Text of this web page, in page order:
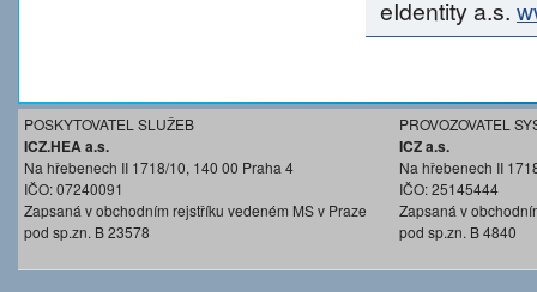
eIdentity a.s.
POSKYTOVATEL SLUŽEB
ICZ.HEA a.s.
Na hřebenech II 1718/10, 140 00 Praha 4
IČO: 07240091
Zapsaná v obchodním rejstříku vedeném MS v Praze
pod sp.zn. B 23578
PROVOZOVATEL
ICZ a.s.
Na hřebenech II
IČO: 25145444
Zapsaná v
pod sp.zn. B 4840